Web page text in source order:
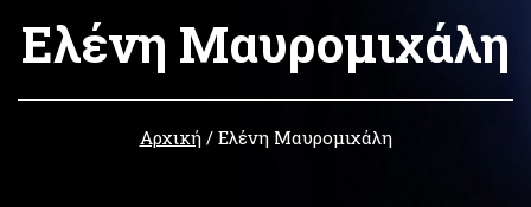
Ελένη Μαυρομιχάλη
Αρχική/ Ελένη Μαυρομιχάλη